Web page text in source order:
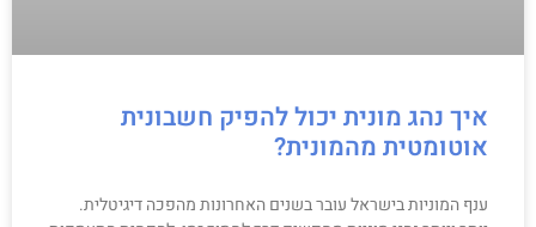
איך נהג מונית יכול להפיק חשבונית
אוטומטית מהמונית?
ענף המוניות בישראל עובר בשנים האחרונות מהפכה דיגיטלית.